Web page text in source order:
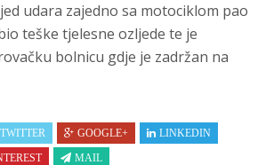
udara zajedno sa motociklom pao
teške tjelesne ozljede te je
bolnicu gdje je zadržan na
TWITTER GOOGLE+
LINKEDIN
MAIL